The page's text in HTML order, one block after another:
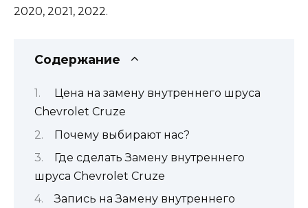
2020, 2021, 2022.
Содержание
Цена на замену внутреннего шруса
Chevrolet Cruze
Почему выбирают нас?
Где сделать Замену внутреннего
шруса Chevrolet Cruze
Запись на Замену внутреннего